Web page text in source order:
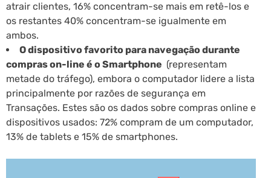
atrair clientes, 16% concentram-se mais em retê-los e
os restantes 40% concentram-se igualmente em
ambos.
O dispositivo favorito para navegação durante
compras on-line é o Smartphone (representam
metade do tráfego), embora o computador lidere a lista
principalmente por razões de segurança em
Transações. Estes são os dados sobre compras online e
dispositivos usados: 72% compram de um computador,
13% de tablets e 15% de smartphones.